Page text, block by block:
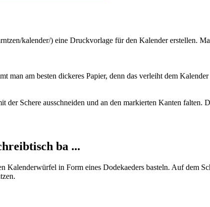
kalender/) eine Druckvorlage für den Kalender erstellen.
man am besten dickeres Papier, denn das verleiht dem
der Schere ausschneiden und an den markierten Kanten
ba ...
Kalenderwürfel in Form eines Dodekaeders basteln. Auf dem